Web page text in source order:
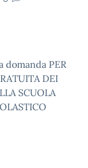
domanda PER
DEI
SCUOLA